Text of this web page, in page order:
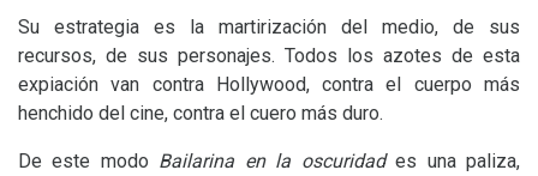
Su estrategia es la martirización del medio, de sus
recursos, de sus personajes. Todos los azotes de esta
expiación van contra Hollywood, contra el cuerpo más
henchido del cine, contra el cuero más duro.
De este modo Bailarina en la oscuridades una paliza,